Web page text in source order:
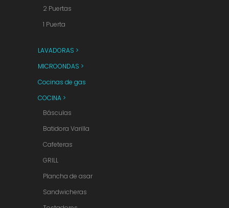
2 Puertas
1 Puerta
LAVADORAS >
MICROONDAS >
Cocinas de gas
COCINA >
Básculas
Batidora Varilla
Cafeteras
GRILL
Plancha de asar
Sandwicheras